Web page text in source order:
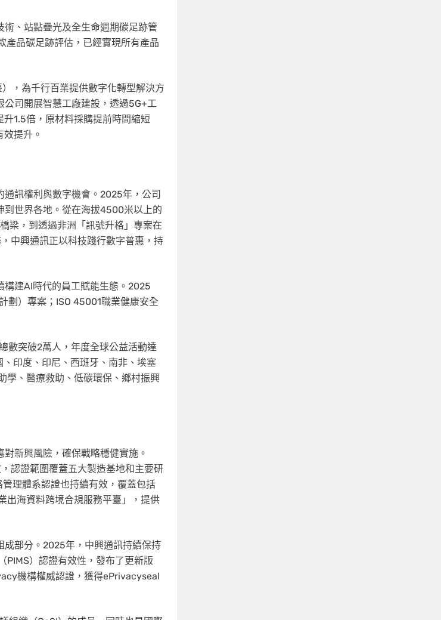
、站點疊光及全生命週期碳足跡管
品碳足跡評估，已經實現所有產品
，為千行百業提供數字化轉型解決方
司開展智慧工廠建設，透過5G+工
1.5倍，原材料採購提前時間縮短
提升。
訊權利與數字機會。2025年，公司
到世界各地。從在海拔4500米以上的
梁，到透過非洲「訊號升格」專案在
中興通訊正以科技踐行數字普惠，持
構建AI時代的員工賦能生態。2025
劃）專案；ISO 45001職業健康安全
數突破2萬人，年度全球公益活動達
印度、印尼、西班牙、南非、埃塞
學、醫療救助、低碳環保、鄉村振興
新興風險，確保戰略穩健實施。
認證範圍覆蓋五大製造基地和主要研
理體系認證也持續有效，覆蓋包括
出海資料跨境合規服務平臺」，提供
成部分。2025年，中興通訊持續保持
PIMS）認證有效性，發布了更新版
機構權威認證，獲得ePrivacyseal